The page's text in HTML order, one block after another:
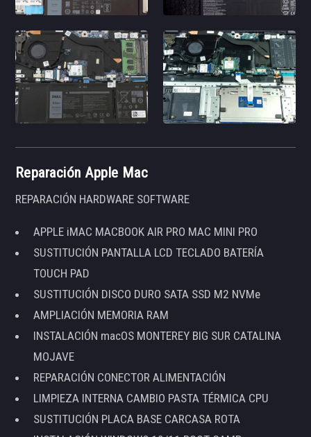
Reparación Apple Mac
REPARACIÓN HARDWARE SOFTWARE
APPLE iMAC MACBOOK AIR PRO MAC MINI PRO
SUSTITUCIÓN PANTALLA LCD TECLADO BATERÍA
TOUCH PAD
SUSTITUCIÓN DISCO DURO SATA SSD M2 NVMe
AMPLIACIÓN MEMORIA RAM
INSTALACIÓN macOS MONTEREY BIG SUR CATALINA
MOJAVE
REPARACIÓN CONECTOR ALIMENTACIÓN
LIMPIEZA INTERNA CAMBIO PASTA TÉRMICA CPU
SUSTITUCIÓN PLACA BASE CARCASA ROTA